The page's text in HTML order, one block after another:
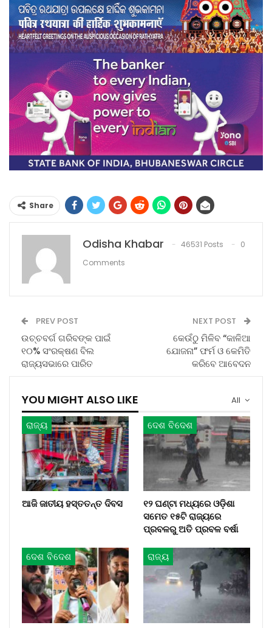
Share
Odisha Khabar 46531 Posts
0
Comments
PREV POST
ଉଚ୍ଚବର୍ଗ ଗରିବଙ୍କ ପାଇଁ
୧୦% ସଂରକ୍ଷଣ ବିଲ
ରାଜ୍ୟସଭାରେ ପାରିତ
NEXT POST
କେଉଁଠୁ ମିଳିବ “କାଳିଆ
ଯୋଜନା” ଫର୍ମ ଓ କେମିତି
କରିବେ ଆବେଦନ
All
YOU MIGHT ALSO LIKE
ରାଜ୍ୟ
ଆଜି ଜାତୀୟ ହସ୍ତତନ୍ତ ଦିବସ
ଦେଶ ବିଦେଶ
୧୨ ଘଣ୍ଟା ମଧ୍ୟରେ ଓଡ଼ିଶା
ସମେତ ୧୫ଟି ରାଜ୍ୟରେ
ପ୍ରବଳରୁ ଅତି ପ୍ରବଳ ବର୍ଷା
ଦେଶ ବିଦେଶ ରାଜ୍ୟ